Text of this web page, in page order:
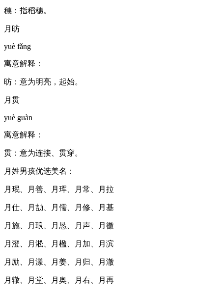
穗：指稻穗。
月昉
yuè fǎng
寓意解释：
昉：意为明亮，起始。
月贯
yuè guàn
寓意解释：
贯：意为连接、贯穿。
月姓男孩优选美名：
月珉、月善、月珲、月常、月拉
月仕、月劼、月儒、月修、月基
月施、月琅、月恳、月声、月徽
月澄、月淞、月楹、月加、月滨
月励、月漾、月姜、月归、月澈
月辙、月堂、月奥、月右、月再